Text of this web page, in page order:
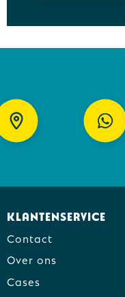
Klantenservice
Contact
Over ons
Cases